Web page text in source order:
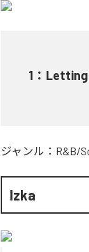
1 ： Letting
ジャンル： R&B/
Izka